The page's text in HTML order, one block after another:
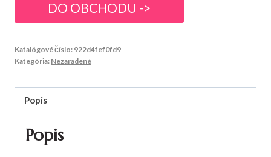
DO OBCHODU ->
Katalógové číslo: 922d4fef0fd9
Kategória: Nezaradené
Popis
Popis